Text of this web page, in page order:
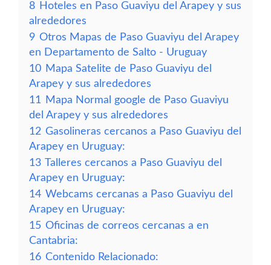
8 Hoteles en Paso Guaviyu del Arapey y sus
alrededores
9 Otros Mapas de Paso Guaviyu del Arapey
en Departamento de Salto - Uruguay
10 Mapa Satelite de Paso Guaviyu del
Arapey y sus alrededores
11
Mapa Normal google de Paso Guaviyu
del Arapey y sus alrededores
12 Gasolineras cercanos a Paso Guaviyu del
Arapey en Uruguay:
13 Talleres cercanos a Paso Guaviyu del
Arapey en Uruguay:
14 Webcams cercanas a Paso Guaviyu del
Arapey en Uruguay:
15 Oficinas de correos cercanas a en
Cantabria:
16 Contenido Relacionado: